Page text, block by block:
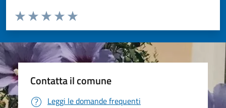
Valuta da 1 a 5 stelle la pagina
Valuta 5 stelle su 5
Valuta 4 stelle su 5
Valuta 3 stelle su 5
Valuta 2 stelle su 5
Valuta 1 stelle su 5
Contatta il comune
Leggi le domande frequenti